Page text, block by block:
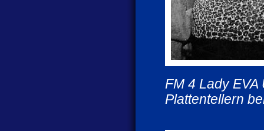
FM 4 Lady
Plattentellern